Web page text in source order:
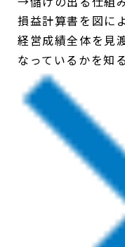
損益計算書を図に
経営成績全体を見
なっているかを知